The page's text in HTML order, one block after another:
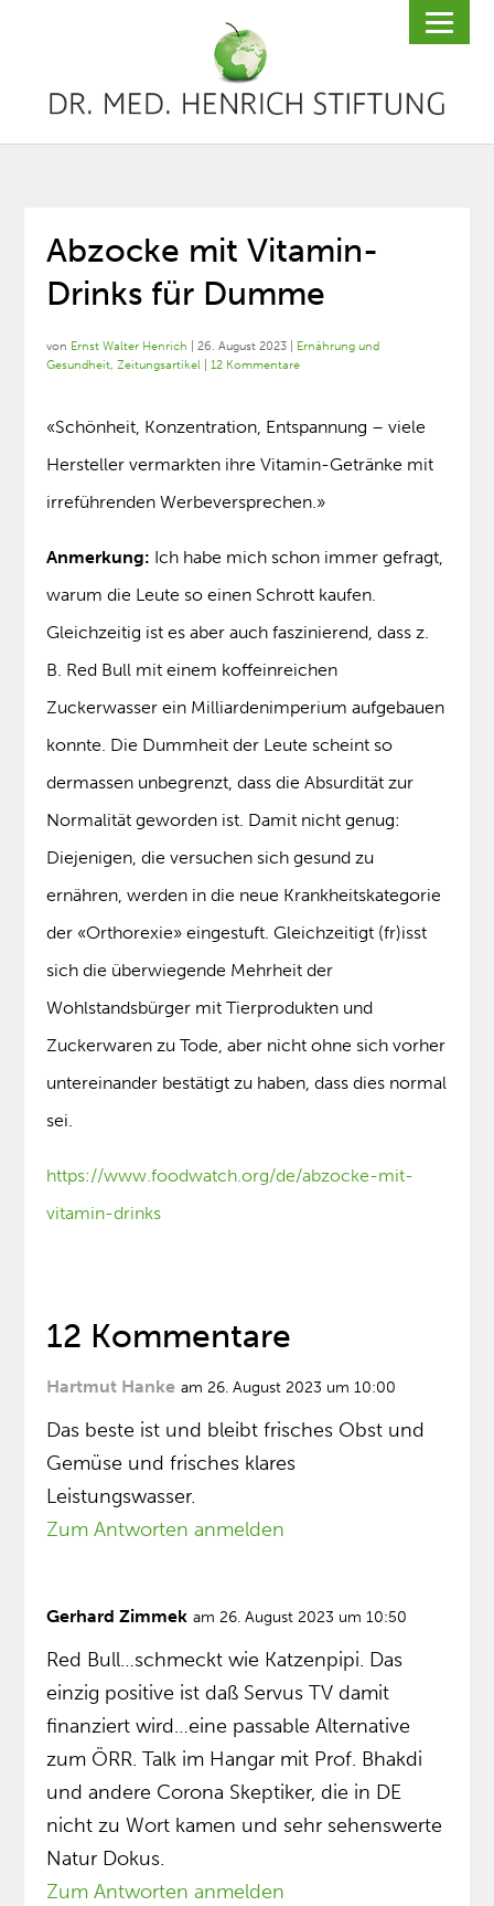
Abzocke mit Vitamin-
Drinks für Dumme
von Ernst Walter Henrich |26. August 2023
Ernährung und
Gesundheit,Zeitungsartikel |12 Kommentare
«Schönheit, Konzentration, Entspannung – viele
Hersteller vermarkten ihre Vitamin-Getränke mit
irreführenden Werbeversprechen.»
Anmerkung: Ich habe mich schon immer gefragt,
warum die Leute so einen Schrott kaufen.
Gleichzeitig ist es aber auch faszinierend, dass z.
B. Red Bull mit einem koffeinreichen
Zuckerwasser ein Milliardenimperium aufgebauen
konnte. Die Dummheit der Leute scheint so
dermassen unbegrenzt, dass die Absurdität zur
Normalität geworden ist. Damit nicht genug:
Diejenigen, die versuchen sich gesund zu
ernähren, werden in die neue Krankheitskategorie
der «Orthorexie» eingestuft. Gleichzeitigt (fr)isst
sich die überwiegende Mehrheit der
Wohlstandsbürger mit Tierprodukten und
Zuckerwaren zu Tode, aber nicht ohne sich vorher
untereinander bestätigt zu haben, dass dies normal
sei.
https://www.foodwatch.org/de/abzocke-mit-
vitamin-drinks
12 Kommentare
Hartmut Hanke am 26. August 2023 um 10:00
Das beste ist und bleibt frisches Obst und
Gemüse und frisches klares
Leistungswasser.
Zum Antworten anmelden
Gerhard Zimmek am 26. August 2023 um 10:50
Red Bull…schmeckt wie Katzenpipi. Das
einzig positive ist daß Servus TV damit
finanziert wird…eine passable Alternative
zum ÖRR. Talk im Hangar mit Prof. Bhakdi
und andere Corona Skeptiker, die in DE
nicht zu Wort kamen und sehr sehenswerte
Natur Dokus.
Zum Antworten anmelden